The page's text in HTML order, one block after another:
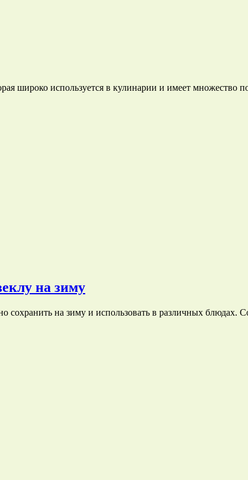
широко используется в кулинарии и имеет множество
на зиму
сохранить на зиму и использовать в различных блюдах.